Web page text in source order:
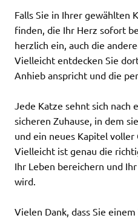
Falls Sie in Ihrer gewählten
finden, die Ihr Herz sofort
herzlich ein, auch die
Vielleicht entdecken Sie
Anhieb anspricht und die
Jede Katze sehnt sich
sicheren Zuhause, in dem
und ein neues Kapitel voller
Vielleicht ist genau die
Ihr Leben bereichern und
wird.
Vielen Dank, dass Sie